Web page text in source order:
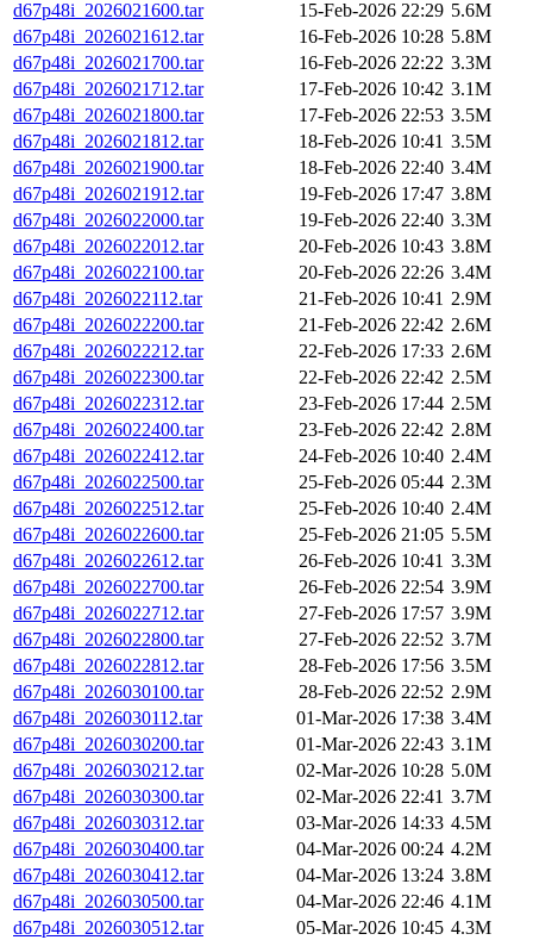
d67p48i_2026021600.tar
15-Feb-2026 22:29 5.6M
d67p48i_2026021612.tar
16-Feb-2026 10:28 5.8M
d67p48i_2026021700.tar
16-Feb-2026 22:22 3.3M
d67p48i_2026021712.tar
17-Feb-2026 10:42 3.1M
d67p48i_2026021800.tar
17-Feb-2026 22:53 3.5M
d67p48i_2026021812.tar
18-Feb-2026 10:41 3.5M
d67p48i_2026021900.tar
18-Feb-2026 22:40 3.4M
d67p48i_2026021912.tar
19-Feb-2026 17:47 3.8M
d67p48i_2026022000.tar
19-Feb-2026 22:40 3.3M
d67p48i_2026022012.tar
20-Feb-2026 10:43 3.8M
d67p48i_2026022100.tar
20-Feb-2026 22:26 3.4M
d67p48i_2026022112.tar
21-Feb-2026 10:41 2.9M
d67p48i_2026022200.tar
21-Feb-2026 22:42 2.6M
d67p48i_2026022212.tar
22-Feb-2026 17:33 2.6M
d67p48i_2026022300.tar
22-Feb-2026 22:42 2.5M
d67p48i_2026022312.tar
23-Feb-2026 17:44 2.5M
d67p48i_2026022400.tar
23-Feb-2026 22:42 2.8M
d67p48i_2026022412.tar
24-Feb-2026 10:40 2.4M
d67p48i_2026022500.tar
25-Feb-2026 05:44 2.3M
d67p48i_2026022512.tar
25-Feb-2026 10:40 2.4M
d67p48i_2026022600.tar
25-Feb-2026 21:05 5.5M
d67p48i_2026022612.tar
26-Feb-2026 10:41 3.3M
d67p48i_2026022700.tar
26-Feb-2026 22:54 3.9M
d67p48i_2026022712.tar
27-Feb-2026 17:57 3.9M
d67p48i_2026022800.tar
27-Feb-2026 22:52 3.7M
d67p48i_2026022812.tar
28-Feb-2026 17:56 3.5M
d67p48i_2026030100.tar
28-Feb-2026 22:52 2.9M
d67p48i_2026030112.tar
01-Mar-2026 17:38 3.4M
d67p48i_2026030200.tar
01-Mar-2026 22:43 3.1M
d67p48i_2026030212.tar
02-Mar-2026 10:28 5.0M
d67p48i_2026030300.tar
02-Mar-2026 22:41 3.7M
d67p48i_2026030312.tar
03-Mar-2026 14:33 4.5M
d67p48i_2026030400.tar
04-Mar-2026 00:24 4.2M
d67p48i_2026030412.tar
04-Mar-2026 13:24 3.8M
d67p48i_2026030500.tar
04-Mar-2026 22:46 4.1M
d67p48i_2026030512.tar
05-Mar-2026 10:45 4.3M